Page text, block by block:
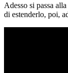
Adesso si passa
di estenderlo, poi,